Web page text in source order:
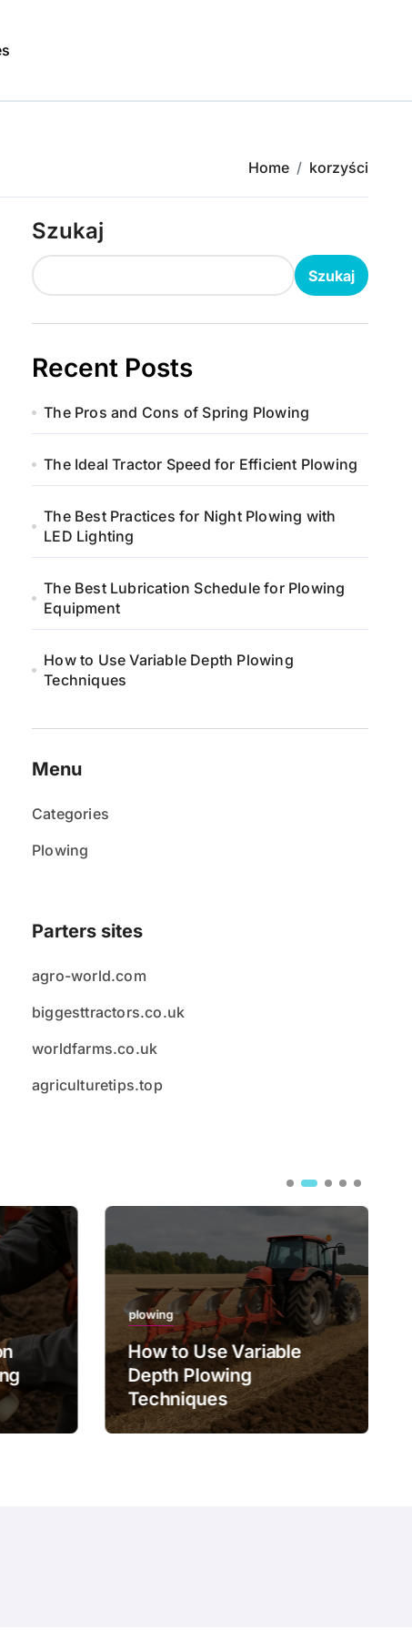
Home korzyści
Szukaj
Szukaj
Recent Posts
The Pros and Cons of Spring Plowing
The Ideal Tractor Speed for Efficient Plowing
The Best Practices for Night Plowing with
LED Lighting
The Best Lubrication Schedule for Plowing
Equipment
How to Use Variable Depth Plowing
Techniques
Menu
Categories
Plowing
Parters sites
agro-world.com
biggesttractors.co.uk
worldfarms.co.uk
agriculturetips.top
plowing
How to Use Variable
Depth Plowing
Techniques